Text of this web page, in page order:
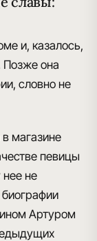
и, казалось,
Позже она
, словно не
магазине
певицы
не
Артуром